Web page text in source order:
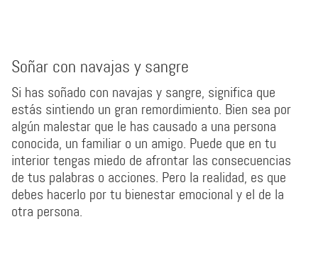
Soñar con navajas y sangre
Si has soñado con navajas y sangre, significa que
estás sintiendo un gran remordimiento. Bien sea por
algún malestar que le has causado a una persona
conocida, un familiar o un amigo. Puede que en tu
interior tengas miedo de afrontar las consecuencias
de tus palabras o acciones. Pero la realidad, es que
debes hacerlo por tu bienestar emocional y el de la
otra persona.